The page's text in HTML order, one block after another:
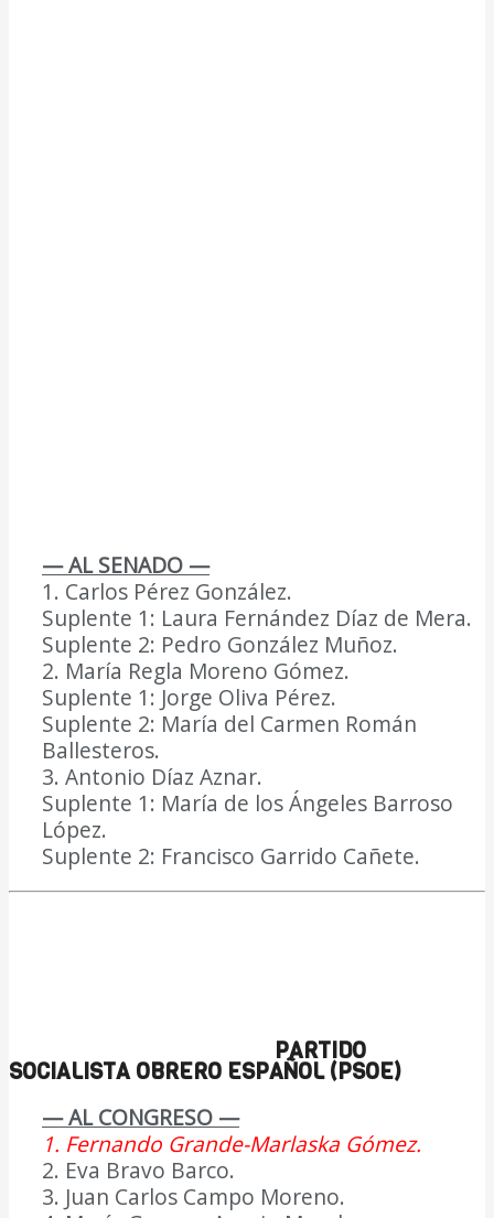
— AL SENADO —
1. Carlos Pérez González.
Suplente 1: Laura Fernández Díaz de Mera.
Suplente 2: Pedro González Muñoz.
2. María Regla Moreno Gómez.
Suplente 1: Jorge Oliva Pérez.
Suplente 2: María del Carmen Román
Ballesteros.
3. Antonio Díaz Aznar.
Suplente 1: María de los Ángeles Barroso
López.
Suplente 2: Francisco Garrido Cañete.
PARTIDO
SOCIALISTA OBRERO ESPAÑOL (PSOE)
— AL CONGRESO —
1. Fernando Grande-Marlaska Gómez.
2. Eva Bravo Barco.
3. Juan Carlos Campo Moreno.